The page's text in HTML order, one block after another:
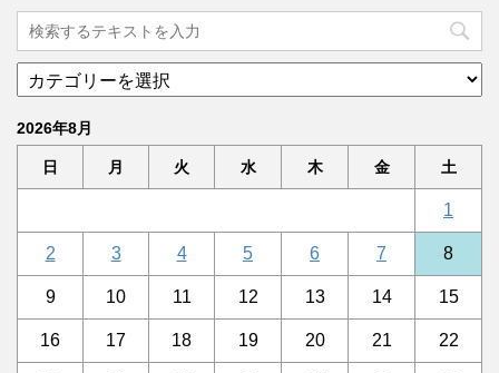
2026年8月
日 月 火 水 木 金 土
1
2 3 4 5 6 7 8
9 10 11 12 13 14 15
16 17 18 19 20 21 22